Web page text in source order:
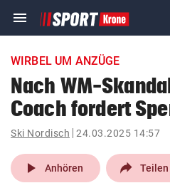
menu Navigation
ein-/ausklappen
account_circle Anmelden
pin_drop
Wien
WIRBEL UM ANZÜGE
Nach WM-
Coach fordert
Ski Nordisch 24.03.2025 14:57
play_arrow Anhören Teilen